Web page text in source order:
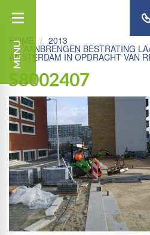
MENU
HOME 2013
AANBRENGEN BESTRATING
AMSTERDAM IN OPDRACHT VAN
S8002407